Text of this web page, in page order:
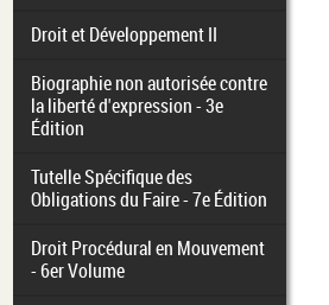
Droit et Développement II
Biographie non autorisée contre
la liberté d'expression - 3e
Édition
Tutelle Spécifique des
Obligations du Faire - 7e Édition
Droit Procédural en Mouvement
- 6er Volume